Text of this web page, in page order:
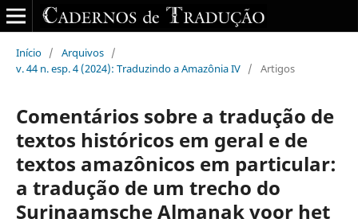
Início / Arquivos /
v. 44 n. esp. 4 (2024): Traduzindo a Amazônia IV / Artigos
Comentários sobre a tradução de
textos históricos em geral e de
textos amazônicos em particular:
a tradução de um trecho do
Surinaamsche Almanak voor het